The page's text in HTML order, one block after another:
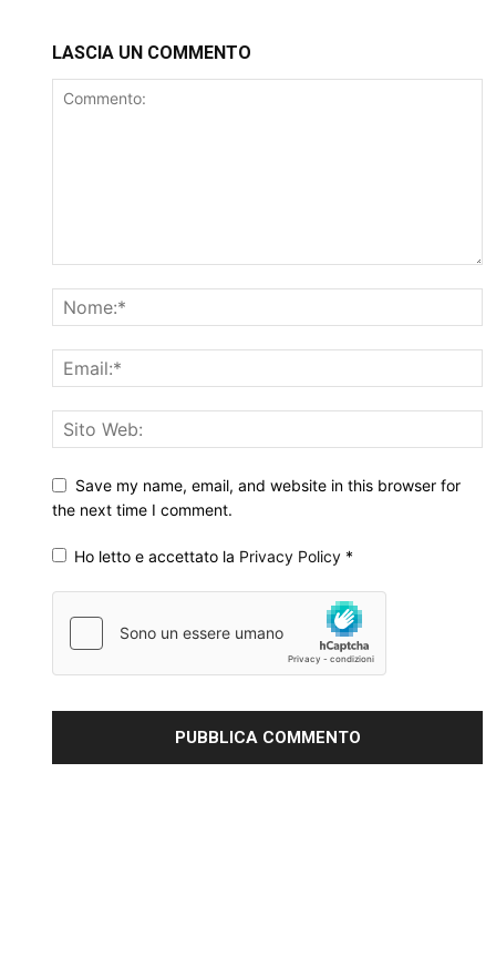
LASCIA UN COMMENTO
Save my name, email, and website in this browser for
the next time I comment.
Ho letto e accettato la Privacy Policy *